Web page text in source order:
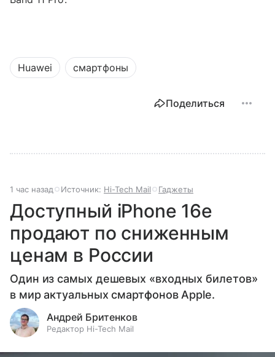
Huawei смартфоны
Поделиться
1 час назад Источник: Hi-Tech Mail Гаджеты
Доступный iPhone 16e
продают по сниженным
ценам в России
Один из самых дешевых «входных билетов»
в мир актуальных смартфонов Apple.
Андрей Бритенков
Редактор Hi-Tech Mail